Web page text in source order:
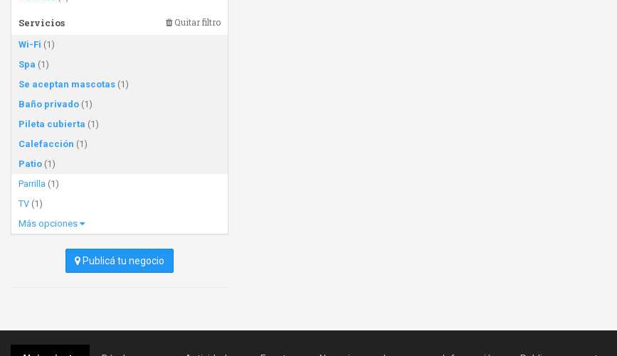
Servicios Quitar filtro
Wi-Fi (1)
Spa (1)
Se aceptan mascotas (1)
Baño privado (1)
Pileta cubierta (1)
Calefacción (1)
Patio (1)
Parrilla (1)
TV (1)
Más opciones
Publicá tu negocio